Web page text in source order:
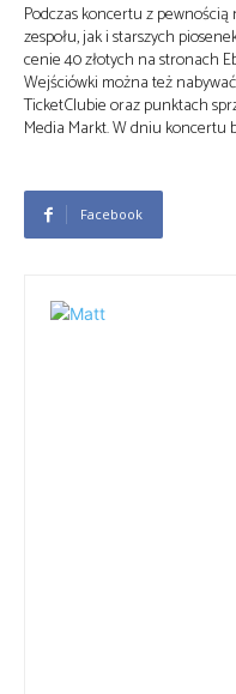
Podczas koncertu z
zespołu, jak i starszych
cenie 40 złotych na stronach
Wejściówki można też
TicketClubie oraz punktach
Media Markt. W dniu koncertu
Facebook